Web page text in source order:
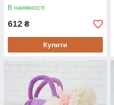
В наявності
612 ₴
Купити